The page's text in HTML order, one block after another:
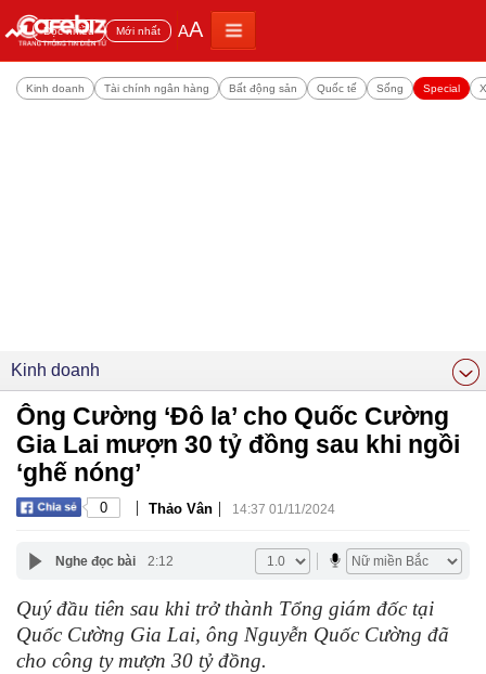
Đọc nhiều Mới nhất AA
Kinh doanh Tài chính ngân hàng Bất động sản Quốc tế Sống Special
Kinh doanh
Ông Cường ‘Đô la’ cho Quốc Cường
Gia Lai mượn 30 tỷ đồng sau khi ngồi
‘ghế nóng’
0 | Thảo Vân | 14:37 01/11/2024
Nghe đọc bài 2:12
Quý đầu tiên sau khi trở thành Tổng giám đốc tại
Quốc Cường Gia Lai, ông Nguyễn Quốc Cường đã
cho công ty mượn 30 tỷ đồng.